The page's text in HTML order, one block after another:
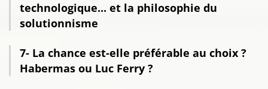
technologique... et la philosophie du
solutionnisme
7- La chance est-elle préférable au choix ?
Habermas ou Luc Ferry ?